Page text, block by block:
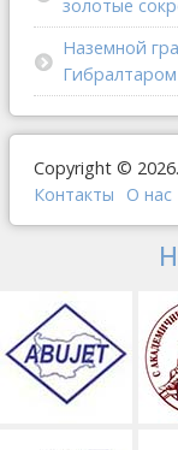
золотые
Наземной
Copyright ©
Контакты
О наc